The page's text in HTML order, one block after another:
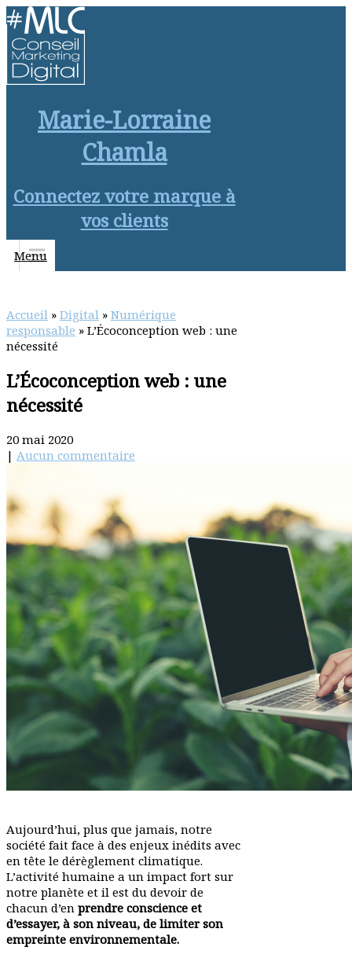
Marie-Lorraine
Chamla
Connectez votre marque à
vos clients
Menu
Accueil » Digital » Numérique
responsable » L’Écoconception web : une
nécessité
L’Écoconception web : une
nécessité
20 mai 2020
| Aucun commentaire
Aujourd’hui, plus que jamais, notre
société fait face à des enjeux inédits avec
en tête le dérè­glement clima­tique.
L’activité humaine a un impact fort sur
notre planète et il est du devoir de
chacun d’en prendre conscience et
d’essayer, à son niveau, de limiter son
empreinte environnementale.